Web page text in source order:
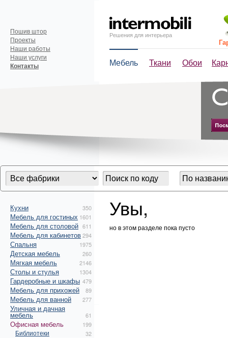
Решения для интерьера
Мебель Ткани Обои
Пошив штор
Проекты
Наши работы
Наши услуги
Контакты
Кухни 350
Мебель для гостиных 1601
Мебель для столовой 611
Мебель для кабинетов294
Спальня 1975
Детская мебель 260
Мягкая мебель 2146
Столы и стулья 1304
Гардеробные и шкафы 479
Мебель для прихожей 89
Мебель для ванной 277
Уличная и дачная
мебель 61
Офисная мебель 199
Библиотеки 32
Увы,
но в этом разделе пока пусто